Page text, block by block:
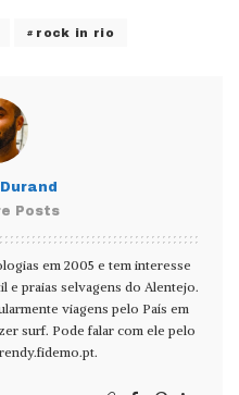
rock in rio
Posts
em 2005 e tem interesse
e praias selvagens do Alentejo.
viagens pelo País em
surf. Pode falar com ele pelo
.